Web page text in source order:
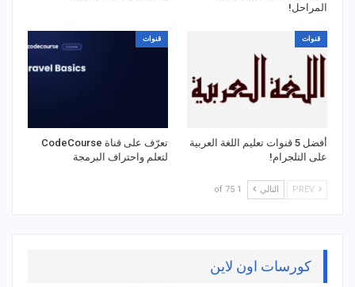
المراحل!
قنوات
أفضل 5 قنوات تعليم اللغة العربية
على التلجرام!
قنوات
تعرّف على قناة CodeCourse
لتعلم واحتراف البرمجة
التالي 1 of 75
كورسات اون لاين